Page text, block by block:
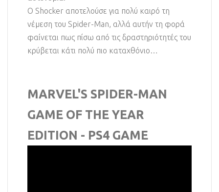
Ο Shocker αποτελούσε για πολύ καιρό τη
νέμεση του Spider-Man, αλλά αυτήν τη φορά
φαίνεται πως πίσω από τις δραστηριότητές του
κρύβεται κάτι πολύ πιο καταχθόνιο…
MARVEL'S SPIDER-MAN
GAME OF THE YEAR
EDITION - PS4 GAME